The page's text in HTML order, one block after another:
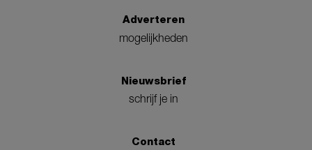
Adverteren
mogelijkheden
Nieuwsbrief
schrijf je in
Contact